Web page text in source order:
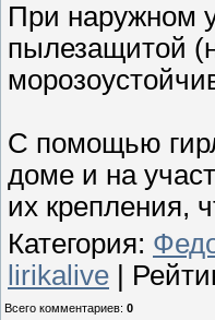
При наружном
пылезащитой
С помощью
доме и на
их крепления,
Категория:
lirikalive
Всего комментариев: 0